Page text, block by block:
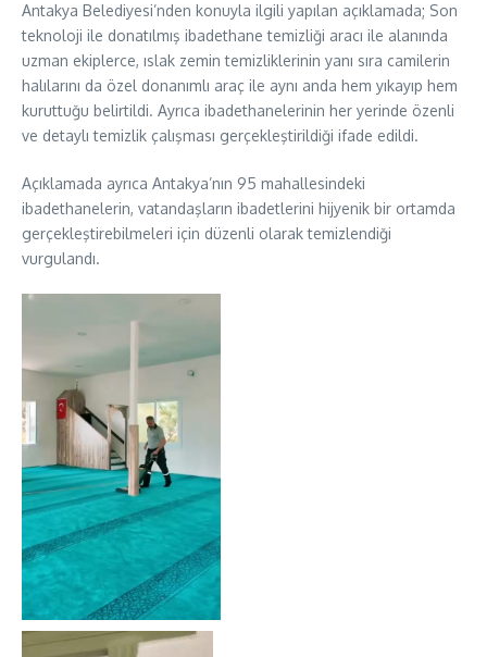
Antakya Belediyesi’nden konuyla ilgili yapılan açıklamada; Son
teknoloji ile donatılmış ibadethane temizliği aracı ile alanında
uzman ekiplerce, ıslak zemin temizliklerinin yanı sıra camilerin
halılarını da özel donanımlı araç ile aynı anda hem yıkayıp hem
kuruttuğu belirtildi. Ayrıca ibadethanelerinin her yerinde özenli
ve detaylı temizlik çalışması gerçekleştirildiği ifade edildi.
Açıklamada ayrıca Antakya’nın 95 mahallesindeki
ibadethanelerin, vatandaşların ibadetlerini hijyenik bir ortamda
gerçekleştirebilmeleri için düzenli olarak temizlendiği
vurgulandı.